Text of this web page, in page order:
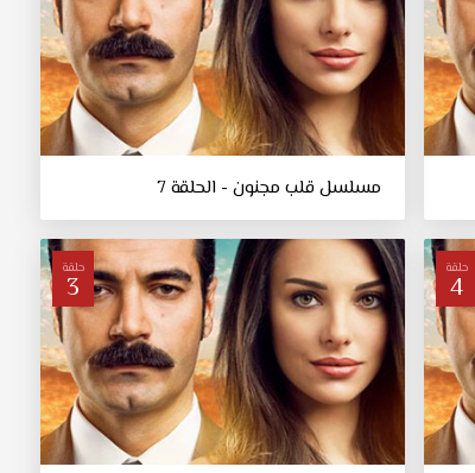
مسلسل قلب مجنون - الحلقة 7
حلقة
4
حلقة
3